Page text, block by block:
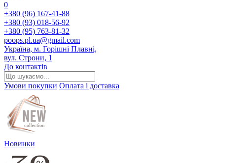
0
+380 (96) 167-41-88
+380 (93) 018-56-92
+380 (95) 763-81-32
poops.pl.ua@gmail.com
Україна, м. Горішні Плавні,
вул. Строни, 1
До контактів
Умови покупки Оплата і доставка
Новинки